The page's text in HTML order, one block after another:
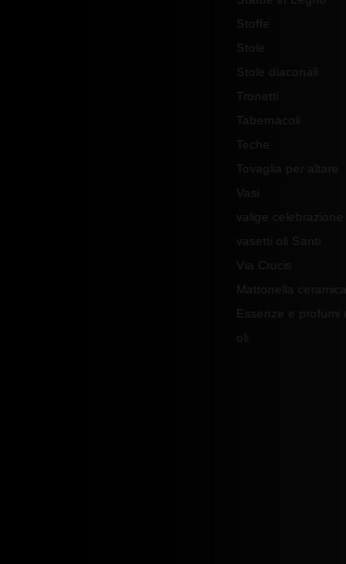
Stoffe
Stole
Stole diaconali
Tabernacoli
valige celebrazione
Mattonella ceramica
Essenze e profumi e